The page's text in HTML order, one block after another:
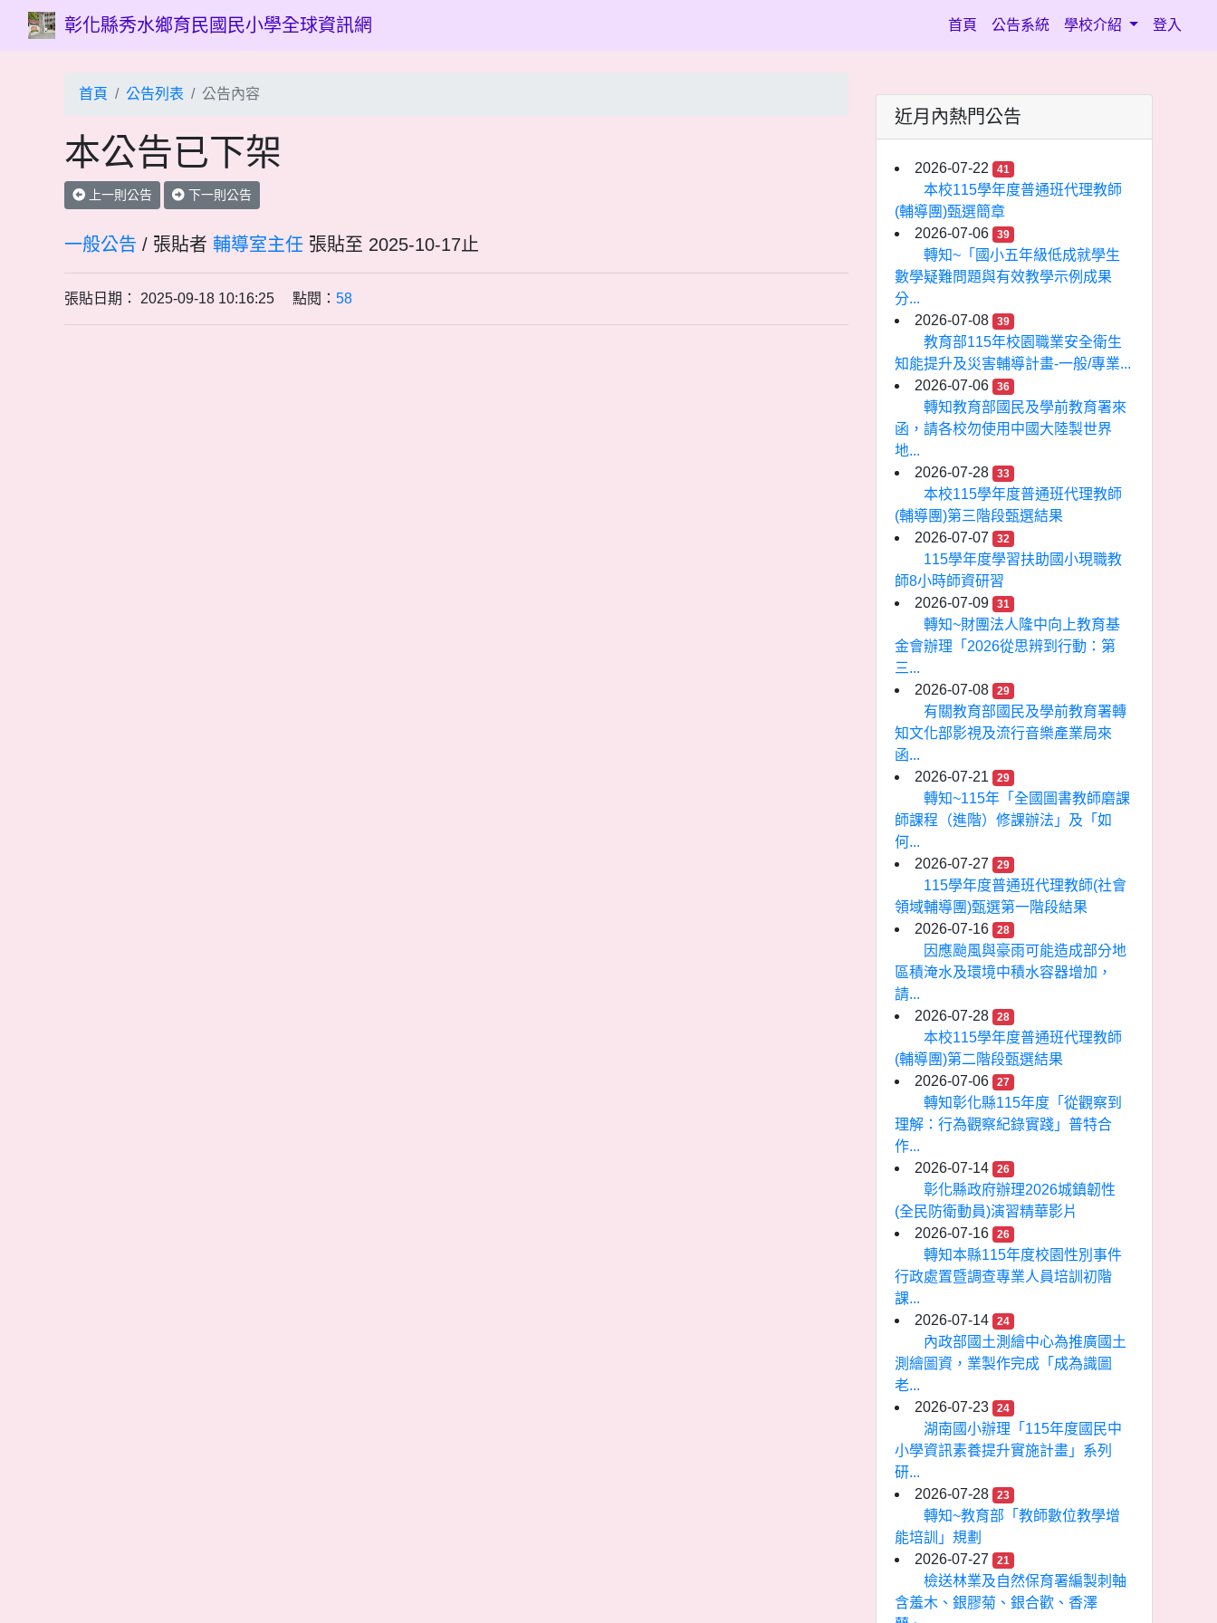
彰化縣秀水鄉育民國民小學全球資訊網 首頁 (current)
公告系統 學校介紹 登入
首頁 公告列表 公告內容
本公告已下架
上一則公告 下一則公告
一般公告 / 張貼者 輔導室主任 張貼至 2025-10-17止
張貼日期： 2025-09-18 10:16:25 點閱： 58
近月內熱門公告
2026-07-22 41
本校115學年度普通班代理教師
(輔導團)甄選簡章
2026-07-06
39
轉知~「國小五年級低成就學生
數學疑難問題與有效教學示例成果
分...
2026-07-08
39
教育部115年校園職業安全衛生
知能提升及災害輔導計畫-一般/專業...
2026-07-06
36
轉知教育部國民及學前教育署來
函，請各校勿使用中國大陸製世界
地...
2026-07-28
33
本校115學年度普通班代理教師
(輔導團)第三階段甄選結果
2026-07-07
32
115學年度學習扶助國小現職教
師8小時師資研習
2026-07-09
31
轉知~財團法人隆中向上教育基
金會辦理「2026從思辨到行動：第
三...
2026-07-08
29
有關教育部國民及學前教育署轉
知文化部影視及流行音樂產業局來
函...
2026-07-21
29
轉知~115年「全國圖書教師磨課
師課程（進階）修課辦法」及「如
何...
2026-07-27
29
115學年度普通班代理教師(社會
領域輔導團)甄選第一階段結果
2026-07-16
28
因應颱風與豪雨可能造成部分地
區積淹水及環境中積水容器增加，
請...
2026-07-28
28
本校115學年度普通班代理教師
(輔導團)第二階段甄選結果
2026-07-06
27
轉知彰化縣115年度「從觀察到
理解：行為觀察紀錄實踐」普特合
作...
2026-07-14
26
彰化縣政府辦理2026城鎮韌性
(全民防衛動員)演習精華影片
2026-07-16
26
轉知本縣115年度校園性別事件
行政處置暨調查專業人員培訓初階
課...
2026-07-14
24
內政部國土測繪中心為推廣國土
測繪圖資，業製作完成「成為識圖
老...
2026-07-23
24
湖南國小辦理「115年度國民中
小學資訊素養提升實施計畫」系列
研...
2026-07-28
23
轉知~教育部「教師數位教學增
能培訓」規劃
2026-07-27
21
檢送林業及自然保育署編製刺軸
含羞木、銀膠菊、銀合歡、香澤